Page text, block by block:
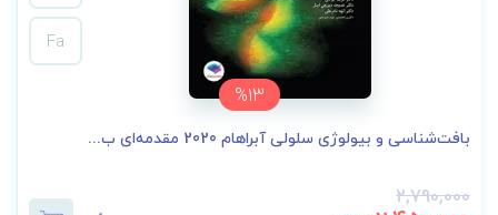
%13
Fa
بافت‌شناسی و بیولوژی سلولی آبراهام 2020 مقدمه‌ای ب...
2,790,000